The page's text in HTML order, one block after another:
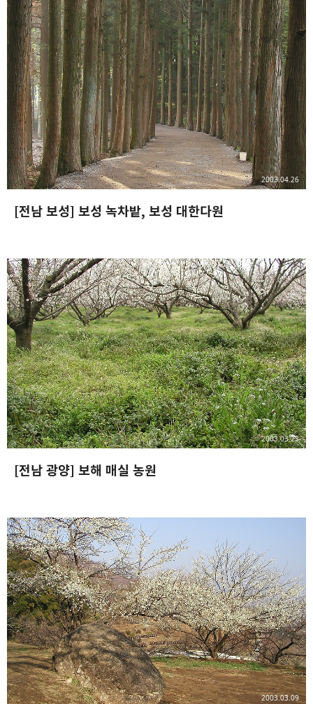
[전남 보성] 보성 녹차밭, 보성 대한다원
2003.04.26
[전남 광양] 보해 매실 농원
2003.03.23
2003.03.09